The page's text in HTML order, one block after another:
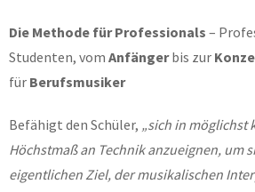
Die Methode für Professionals –
Studenten, vom Anfängerbis zur
für Berufsmusiker
Befähigt den Schüler, „sich in möglichst
Höchstmaß an Technik anzueignen, um
eigentlichen Ziel, der musikalischen